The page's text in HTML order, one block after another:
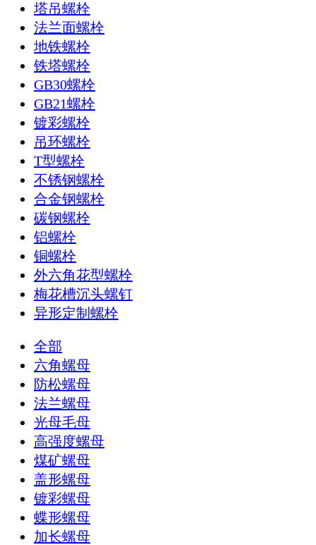
塔吊螺栓
法兰面螺栓
地铁螺栓
铁塔螺栓
GB30螺栓
GB21螺栓
镀彩螺栓
吊环螺栓
T型螺栓
不锈钢螺栓
合金钢螺栓
碳钢螺栓
铝螺栓
铜螺栓
外六角花型螺栓
梅花槽沉头螺钉
异形定制螺栓
全部
六角螺母
防松螺母
法兰螺母
光母毛母
高强度螺母
煤矿螺母
盖形螺母
镀彩螺母
蝶形螺母
加长螺母